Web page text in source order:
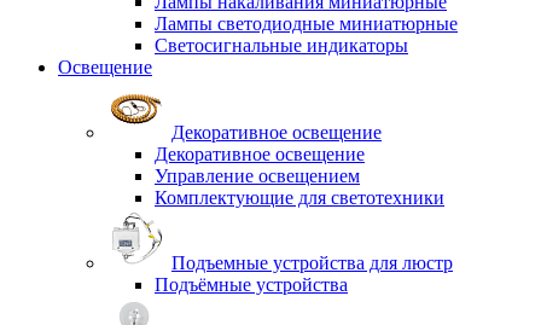
Лампы светодиодные миниатюрные
Светосигнальные индикаторы
Освещение
Декоративное освещение
Декоративное освещение
Управление освещением
Комплектующие для светотехники
Подъемные устройства для люстр
Подъёмные устройства